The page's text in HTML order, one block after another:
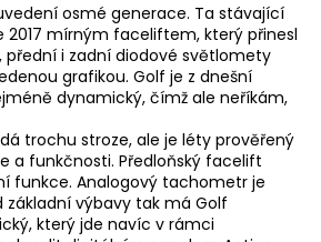
osmé generace. Ta stávající
2017 mírným faceliftem, který přinesl
přední i zadní diodové světlomety
grafikou. Golf je z dnešní
dynamický, čímž ale neříkám,
trochu stroze, ale je léty prověřený
a funkčnosti. Předloňský facelift
funkce. Analogový tachometr je
základní výbavy tak má Golf
který jde navíc v rámci